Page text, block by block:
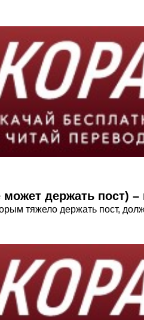
держать пост)
тяжело держать пост,